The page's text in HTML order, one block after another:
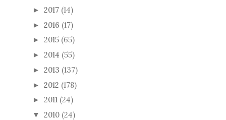
► 2017 (14)
► 2016 (17)
► 2015 (65)
► 2014 (55)
► 2013 (137)
► 2012 (178)
► 2011 (24)
▼ 2010 (24)